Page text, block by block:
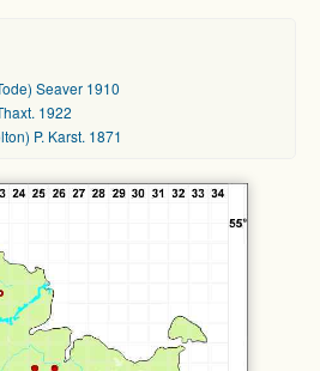
Seaver 1910
1922
P. Karst. 1871